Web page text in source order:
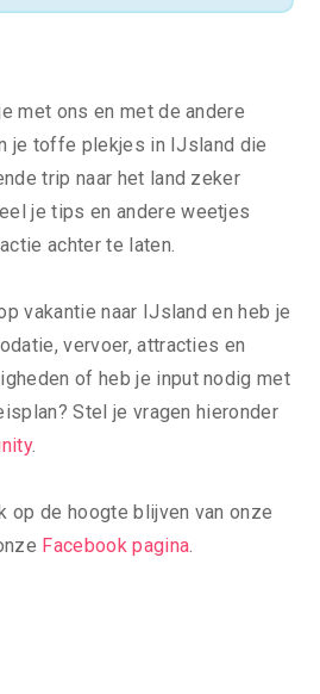
met ons en met de andere
je toffe plekjes in IJsland die
trip naar het land zeker
je tips en andere weetjes
achter te laten.
vakantie naar IJsland en heb je
vervoer, attracties en
of heb je input nodig met
Stel je vragen hieronder
.
op de hoogte blijven van onze
Facebook pagina.